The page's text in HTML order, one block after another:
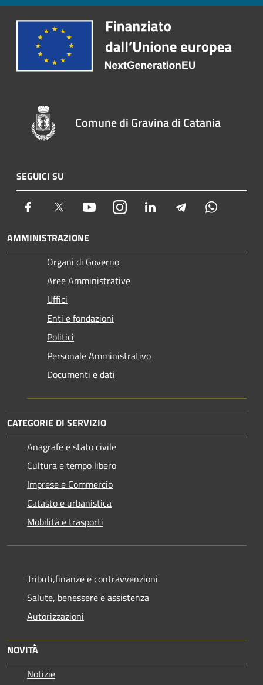
Comune di Gravina di Catania
SEGUICI SU
Facebook Twitter YoutubeInstagram LinkedIn Telegram
AMMINISTRAZIONE
Organi di Governo
Aree Amministrative
Uffici
Enti e fondazioni
Politici
Personale Amministrativo
Documenti e dati
CATEGORIE DI SERVIZIO
Anagrafe e stato civile
Cultura e tempo libero
Imprese e Commercio
Catasto e urbanistica
Mobilità e trasporti
Tributi,finanze e contravvenzioni
Salute, benessere e assistenza
Autorizzazioni
NOVITÀ
Notizie